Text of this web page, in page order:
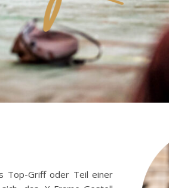
Top-Griff oder Teil einer